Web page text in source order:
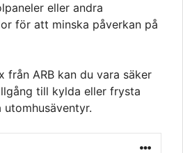
eller andra
för att minska påverkan på
från ARB kan du vara säker
till kylda eller frysta
utomhusäventyr.